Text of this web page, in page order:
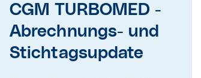
CGM TURBOMED -
Abrechnungs- und
Stichtagsupdate